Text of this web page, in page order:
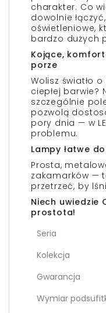
charakter. Co
dowolnie
oświetleniowe,
bardzo dużych
Kojące,
porze
Wolisz światło
ciepłej barwie?
szczególnie
pozwolą
pory dnia — w
problemu.
Lampy łatwe
Prosta,
zakamarków —
przetrzeć, by
Niech uwiedzie
prostota!
Seria
Kolekcja
Gwarancja
Wymiar